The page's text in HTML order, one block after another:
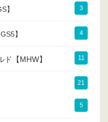
】 3
】 4
【MHW】 11
21
5